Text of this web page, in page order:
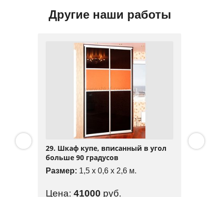
Другие наши работы
29. Шкаф купе, вписанный в угол
больше 90 градусов
Размер: 1,5 x 0,6 x 2,6 м.
Цена: 41000 руб.